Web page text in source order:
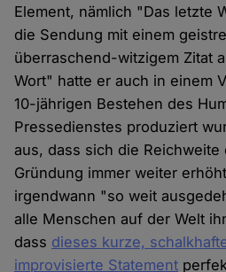
Element, nämlich "Das letzte
die Sendung mit einem
überraschend-witzigem Zitat
Wort" hatte er auch in einem
10-jährigen Bestehen des
Pressedienstes produziert
aus, dass sich die
Gründung immer weiter
irgendwann "so weit
alle Menschen auf der Welt
dass dieses kurze,
improvisierte Statement